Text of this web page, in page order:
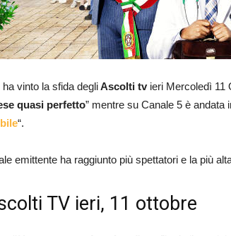
ha vinto la sfida degliAscolti tv ieri Mercoledì 11
quasi perfetto” mentre su Canale 5 è andata
“.
emittente ha raggiunto più spettatori e la più
TV ieri, 11 ottobre